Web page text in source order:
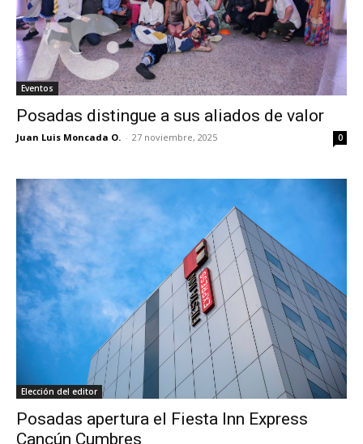
Eventos
Posadas distingue a sus aliados de valor
Juan Luis Moncada O. - 27 noviembre, 2025 0
Elección del editor
Posadas apertura el Fiesta Inn Express
Cancún Cumbres